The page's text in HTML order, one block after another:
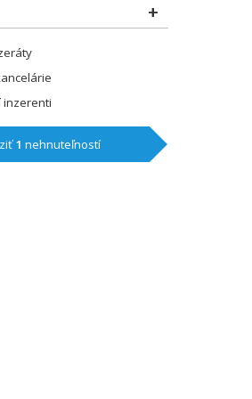
inzerenti
1 nehnuteľností